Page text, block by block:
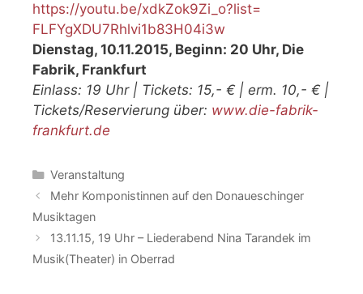
https://youtu.be/xdkZok9Zi_o?list=
FLFYgXDU7Rhlvi1b83H04i3w
Dienstag, 10.11.2015, Beginn: 20 Uhr, Die
Fabrik, Frankfurt
Einlass: 19 Uhr | Tickets: 15,- € | erm. 10,- € |
Tickets/Reservierung über: www.die-fabrik-
frankfurt.de
Catégories
Veranstaltung
Mehr Komponistinnen auf den Donaueschinger
Musiktagen
13.11.15, 19 Uhr – Liederabend Nina Tarandek im
Musik(Theater) in Oberrad